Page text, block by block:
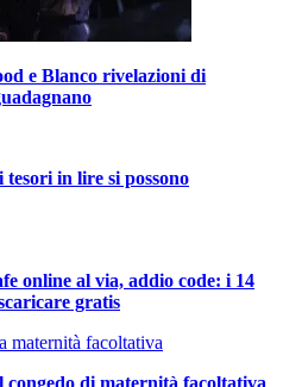
e Blanco rivelazioni di
tesori in lire si possono
online al via, addio code: i 14
gratis